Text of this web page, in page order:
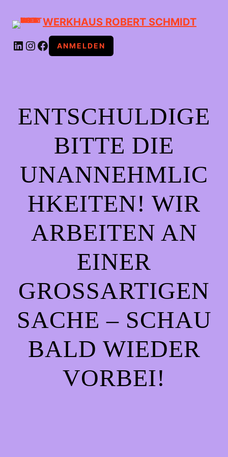
WERKHAUS ROBERT SCHMIDT
LINKEDIN INSTAGRAMFACEBOOK ANMELDEN
ENTSCHULDIGE
BITTE DIE
UNANNEHMLIC
HKEITEN! WIR
ARBEITEN AN
EINER
GROSSARTIGEN S
ACHE – SCHAU B
ALD WIEDER V
ORBEI!